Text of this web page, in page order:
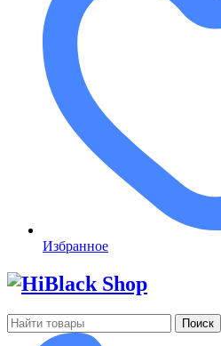
Избранное
Поиск